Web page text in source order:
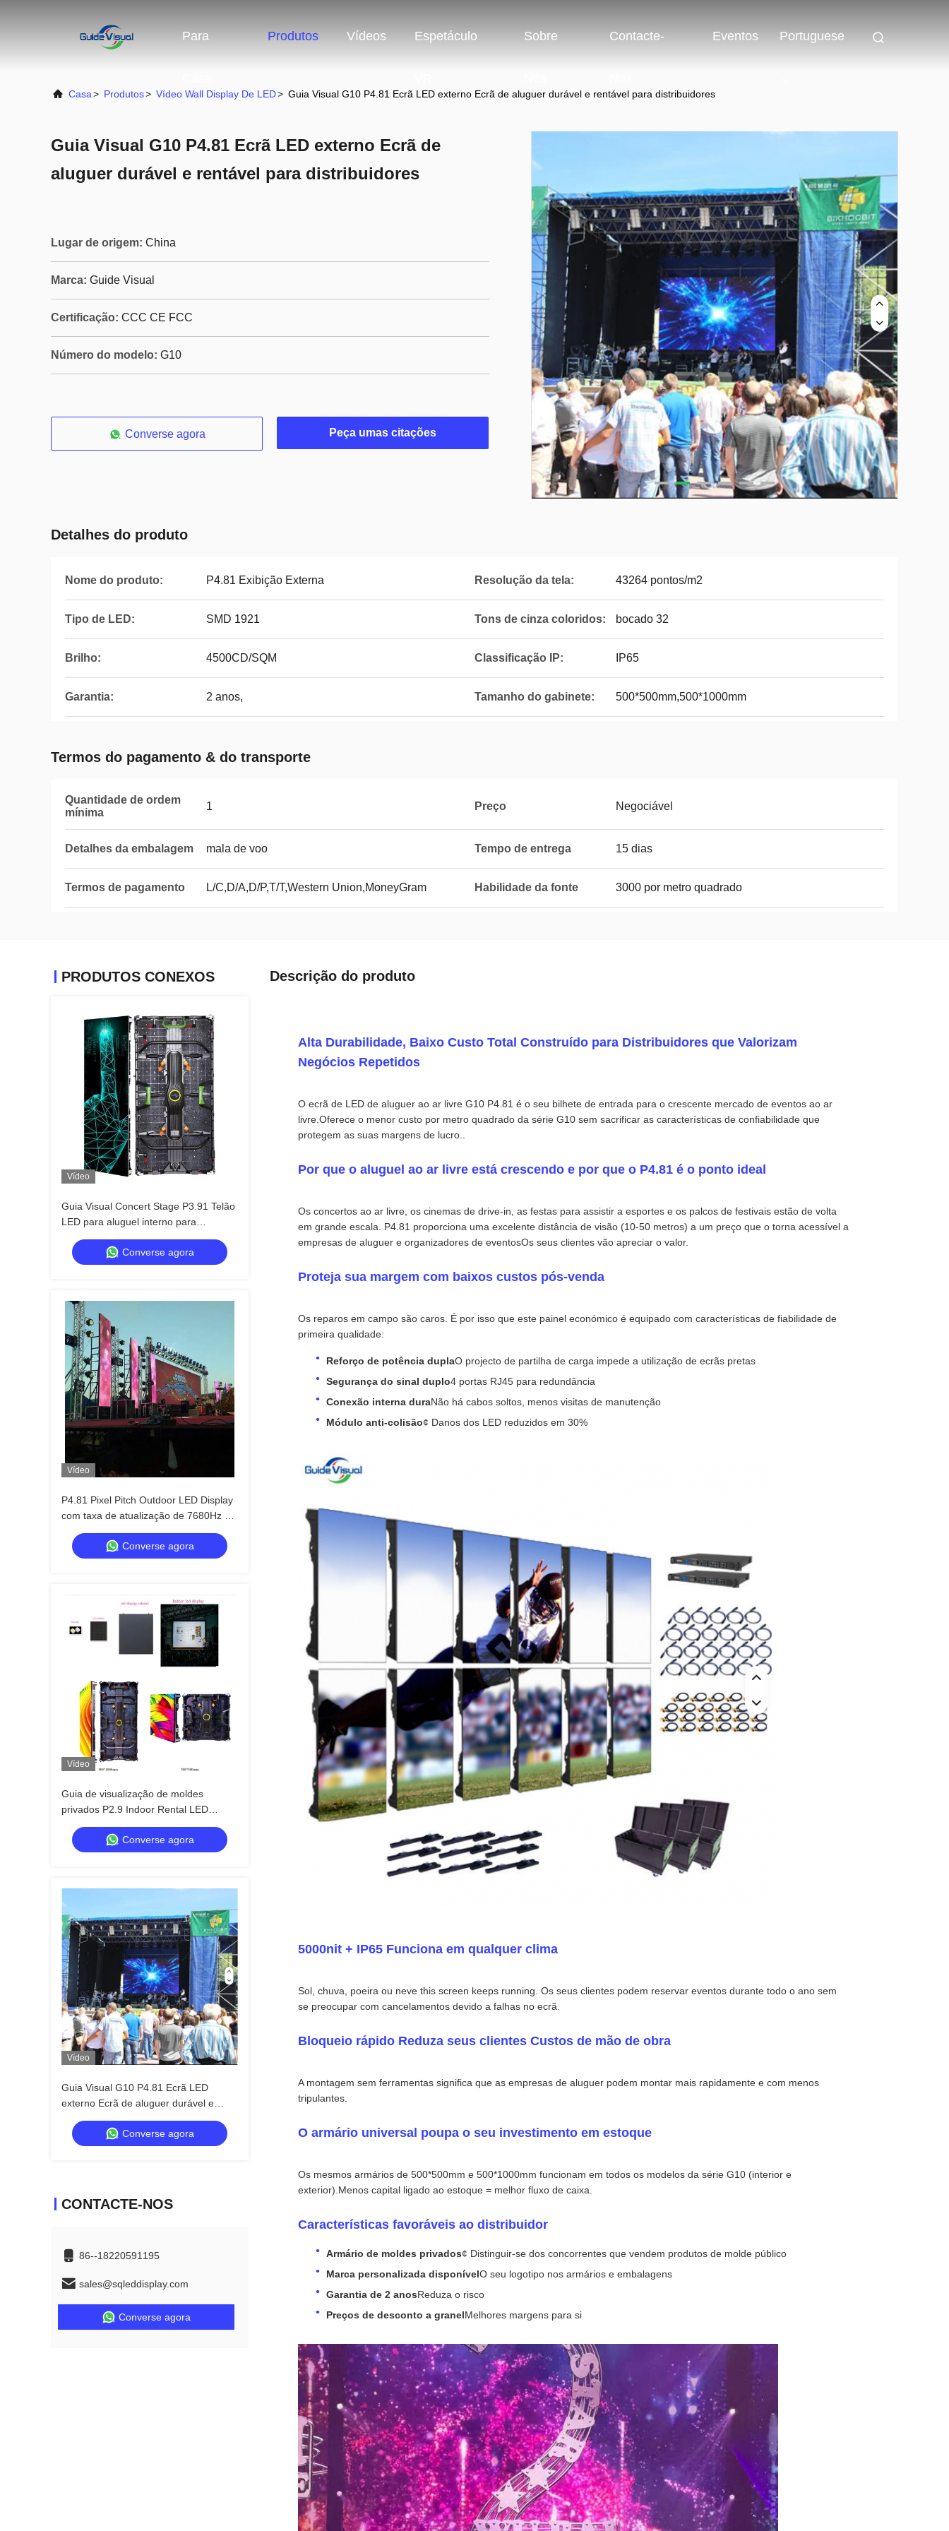
Para Produtos Vídeos Espetáculo Sobre Contacte- Eventos Portuguese
Casa> Produtos> Vídeo Wall Display De LED> Guia Visual G10 P4.81 Ecrã LED externo Ecrã de aluguer durável e rentável para distribuidores
Guia Visual G10 P4.81 Ecrã LED externo Ecrã de
aluguer durável e rentável para distribuidores
Lugar de origem: China
Marca: Guide Visual
Certificação: CCC CE FCC
Número do modelo: G10
Converse agora Peça umas citações
Detalhes do produto
Nome do produto: P4.81 Exibição Externa Resolução da tela: 43264 pontos/m2
Tipo de LED: SMD 1921 Tons de cinza coloridos: bocado 32
Brilho: 4500CD/SQM Classificação IP: IP65
Garantia: 2 anos, Tamanho do gabinete: 500*500mm,500*1000mm
Termos do pagamento & do transporte
Quantidade de ordem
mínima
1 Preço Negociável
Detalhes da embalagem mala de voo Tempo de entrega 15 dias
Termos de pagamento L/C,D/A,D/P,T/T,Western Union,MoneyGram Habilidade da fonte 3000 por metro quadrado
PRODUTOS CONEXOS
Vídeo
Guia Visual Concert Stage P3.91 Telão
LED para aluguel interno para
passeios, Quick Lock Dual Backup
Converse agora
Vídeo
P4.81 Pixel Pitch Outdoor LED Display
com taxa de atualização de 7680Hz e
IP65 à prova d'água para aluguel e
eventos
Converse agora
Vídeo
Guia de visualização de moldes
privados P2.9 Indoor Rental LED
Display versus moldes públicos,
armário mais forte anti-colisão
Converse agora
Vídeo
Guia Visual G10 P4.81 Ecrã LED
externo Ecrã de aluguer durável e
rentável para distribuidores
Converse agora
CONTACTE-NOS
86--18220591195
sales@sqleddisplay.com
Converse agora
Descrição do produto
Alta Durabilidade, Baixo Custo Total Construído para Distribuidores que Valorizam
Negócios Repetidos
O ecrã de LED de aluguer ao ar livre G10 P4.81 é o seu bilhete de entrada para o crescente mercado de eventos ao ar
livre.Oferece o menor custo por metro quadrado da série G10 sem sacrificar as características de confiabilidade que
protegem as suas margens de lucro..
Por que o aluguel ao ar livre está crescendo e por que o P4.81 é o ponto ideal
Os concertos ao ar livre, os cinemas de drive-in, as festas para assistir a esportes e os palcos de festivais estão de volta
em grande escala. P4.81 proporciona uma excelente distância de visão (10-50 metros) a um preço que o torna acessível a
empresas de aluguer e organizadores de eventosOs seus clientes vão apreciar o valor.
Proteja sua margem com baixos custos pós-venda
Os reparos em campo são caros. É por isso que este painel económico é equipado com características de fiabilidade de
primeira qualidade:
Reforço de potência duplaO projecto de partilha de carga impede a utilização de ecrãs pretas
Segurança do sinal duplo4 portas RJ45 para redundância
Conexão interna duraNão há cabos soltos, menos visitas de manutenção
Módulo anti-colisão¢ Danos dos LED reduzidos em 30%
5000nit + IP65 Funciona em qualquer clima
Sol, chuva, poeira ou neve this screen keeps running. Os seus clientes podem reservar eventos durante todo o ano sem
se preocupar com cancelamentos devido a falhas no ecrã.
Bloqueio rápido Reduza seus clientes Custos de mão de obra
A montagem sem ferramentas significa que as empresas de aluguer podem montar mais rapidamente e com menos
tripulantes.
O armário universal poupa o seu investimento em estoque
Os mesmos armários de 500*500mm e 500*1000mm funcionam em todos os modelos da série G10 (interior e
exterior).Menos capital ligado ao estoque = melhor fluxo de caixa.
Características favoráveis ao distribuidor
Armário de moldes privados¢ Distinguir-se dos concorrentes que vendem produtos de molde público
Marca personalizada disponívelO seu logotipo nos armários e embalagens
Garantia de 2 anosReduza o risco
Preços de desconto a granelMelhores margens para si